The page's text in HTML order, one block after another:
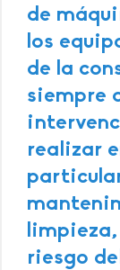
de
los
de la
siempre
realizar
riesgo